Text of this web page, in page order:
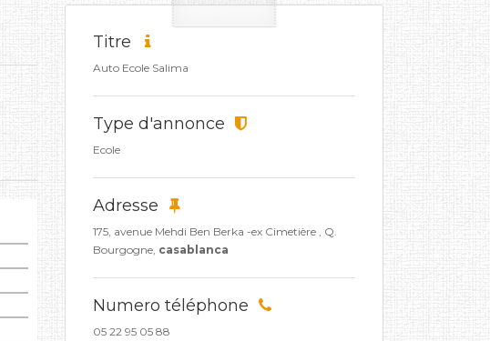
Titre
Auto Ecole Salima
Type d'annonce
Ecole
Adresse
175, avenue Mehdi Ben Berka -ex Cimetière , Q.
Bourgogne, casablanca
Numero téléphone
05 22 95 05 88